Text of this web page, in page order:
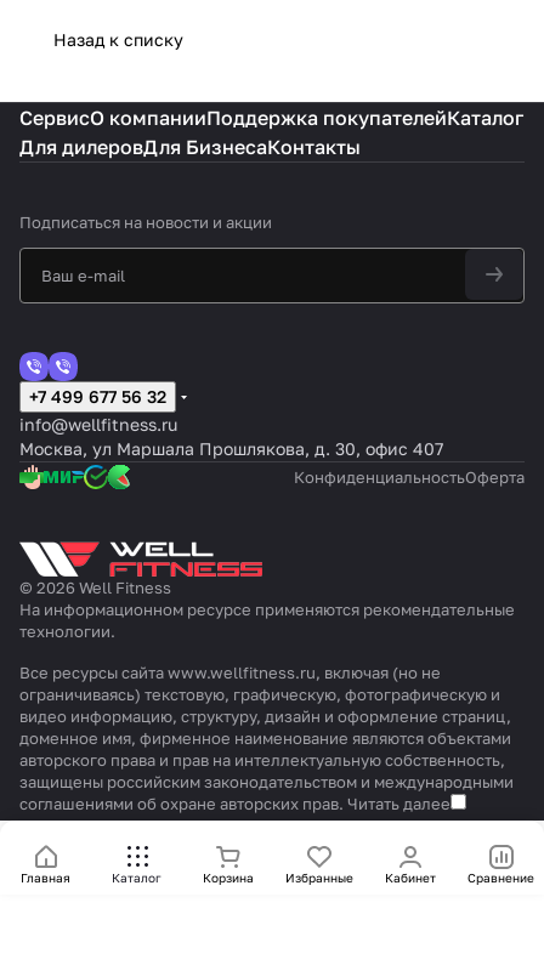
Назад к списку
Главная Каталог Корзина Избранные Кабинет Сравнение
СервисО компанииПоддержка покупателейКаталог
Для дилеровДля БизнесаКонтакты
Подписаться на новости и акции
+7 499 677 56 32
info@wellfitness.ru
Москва, ул Маршала Прошлякова, д. 30, офис 407
КонфиденциальностьОферта
© 2026 Well Fitness
На информационном ресурсе применяются рекомендательные
технологии.
Все ресурсы сайта www.wellfitness.ru, включая (но не
ограничиваясь) текстовую, графическую, фотографическую и
видео информацию, структуру, дизайн и оформление страниц,
доменное имя, фирменное наименование являются объектами
авторского права и прав на интеллектуальную собственность,
защищены российским законодательством и международными
соглашениями об охране авторских прав. Читать далее